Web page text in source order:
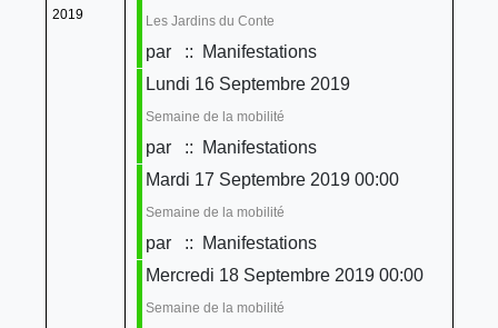
2019
Les Jardins du Conte
par
:: Manifestations
Lundi 16 Septembre 2019
Semaine de la mobilité
par
:: Manifestations
Mardi 17 Septembre 2019 00:00
Semaine de la mobilité
par
:: Manifestations
Mercredi 18 Septembre 2019 00:00
Semaine de la mobilité